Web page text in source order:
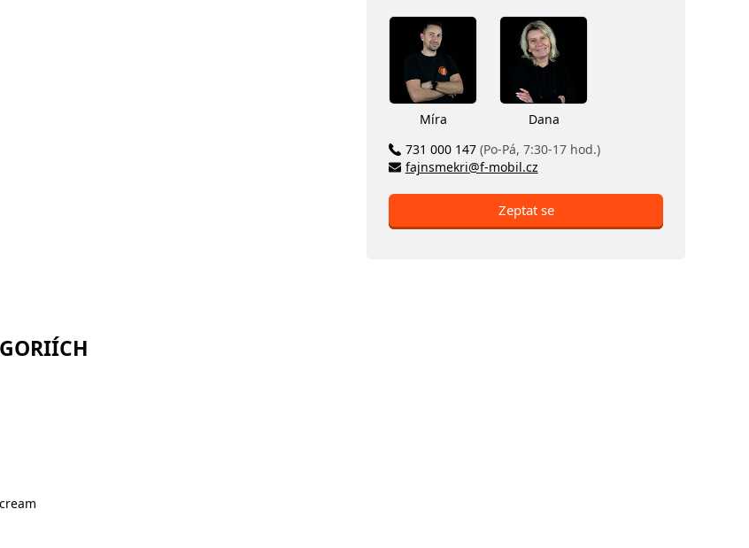
Míra
Dana
731 000 147 (Po-Pá, 7:30-17 hod.)
fajnsmekri@f-mobil.cz
Zeptat se